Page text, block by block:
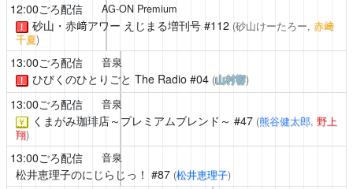
12:00ごろ配信 AG-ON Premium
！ 砂山・赤﨑アワー えじまる増刊号#112 (砂山けーたろー, 赤﨑
千夏)
13:00ごろ配信 音泉
！ ひびくのひとりごと The Radio#04 (山村響)
13:00ごろ配信 音泉
￥ くまがみ珈琲店～プレミアムブレンド～ #47 (熊谷健太郎, 野上
翔)
13:00ごろ配信 音泉
松井恵理子のにじらじっ！ #87 (松井恵理子)